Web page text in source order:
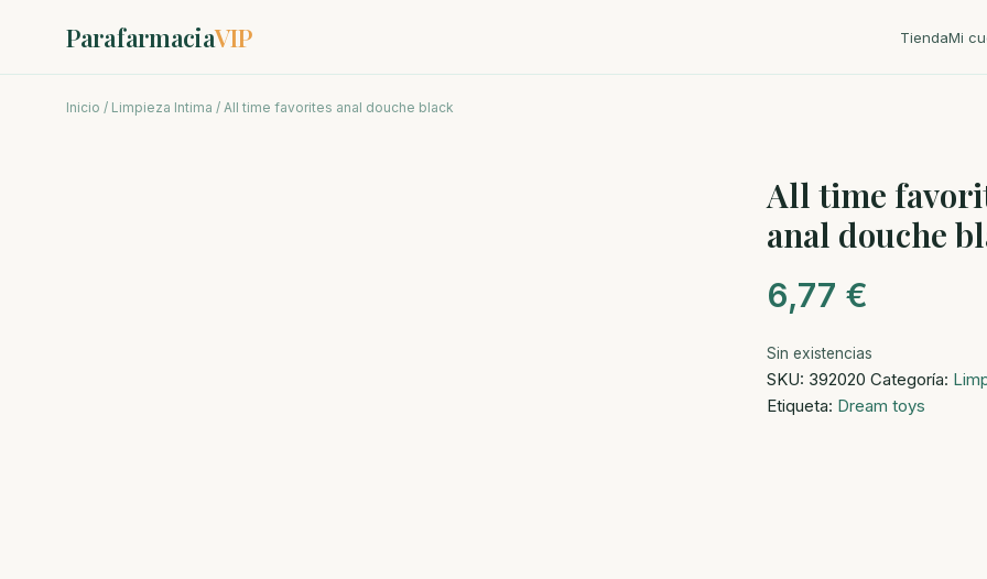
ParafarmaciaVIP TiendaMi
Inicio / Limpieza Intima / All time favorites anal douche black
All time
anal douche
6,77 €
Sin existencias
SKU: 392020 Categoría:
Etiqueta: Dream toys